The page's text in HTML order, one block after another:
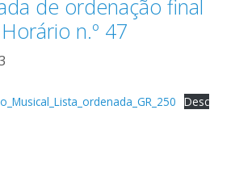
de ordenação final
n.º 47
Desc